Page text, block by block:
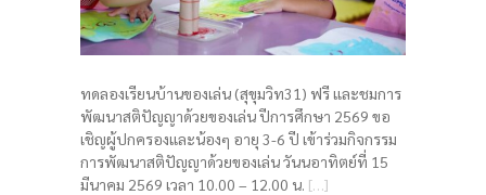
ทดลองเรียนบ้านของเล่น (สุขุมวิท31) ฟรี และชมการ
พัฒนาสติปัญญาด้วยของเล่น ปีการศึกษา 2569 ขอ
เชิญผู้ปกครองและน้องๆ อายุ 3-6 ปี เข้าร่วมกิจกรรม
การพัฒนาสติปัญญาด้วยของเล่น วันนอาทิตย์ที่ 15
มีนาคม 2569 เวลา 10.00 – 12.00 น. […]